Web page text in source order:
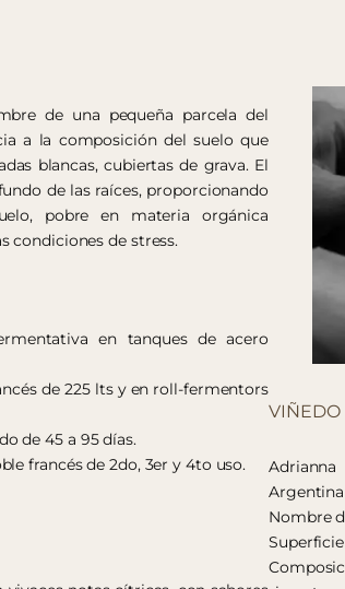
de una pequeña parcela del
a la composición del suelo que
blancas, cubiertas de grava. El
de las raíces, proporcionando
pobre en materia orgánica
condiciones de stress.
en tanques de acero
de 225 lts y en roll-fermentors
de 45 a 95 días.
francés de 2do, 3er y 4to uso.
VIÑEDO
Argentina
Nombre